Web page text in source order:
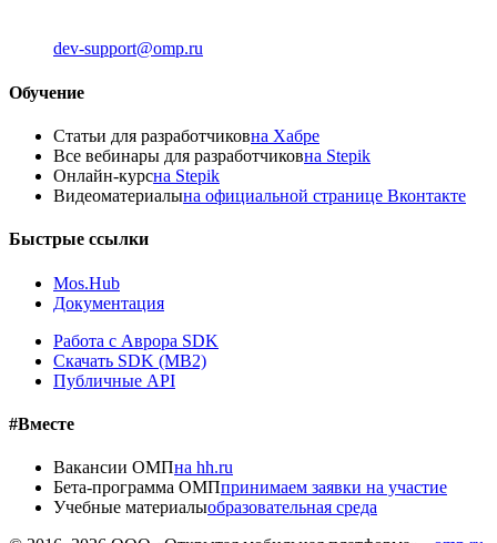
dev-support@omp.ru
Обучение
Статьи для разработчиковна Хабре
Все вебинары для разработчиковна Stepik
Онлайн-курсна Stepik
Видеоматериалына официальной странице Вконтакте
Быстрые ссылки
Mos.Hub
Документация
Работа с Аврора SDK
Скачать SDK (MB2)
Публичные API
#Вместе
Вакансии ОМПна hh.ru
Бета-программа ОМПпринимаем заявки на участие
Учебные материалыобразовательная среда